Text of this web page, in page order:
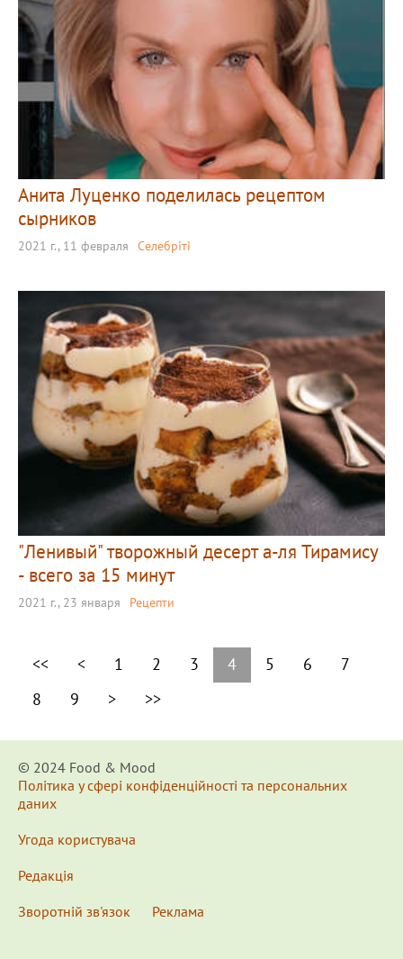
Анита Луценко поделилась рецептом
сырников
2021 г., 11 февраля Селебріті
"Ленивый" творожный десерт а-ля Тирамису
- всего за 15 минут
2021 г., 23 января Рецепти
<< < 1 2 3 4 5 6
7
8
9 > >>
© 2024 Food & Мood
Політика у сфері конфіденційності та персональних
даних
Угода користувача
Редакція
Зворотній зв'язок
Реклама